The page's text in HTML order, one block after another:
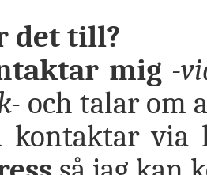
det till?
mig -
och talar om
kontaktar via